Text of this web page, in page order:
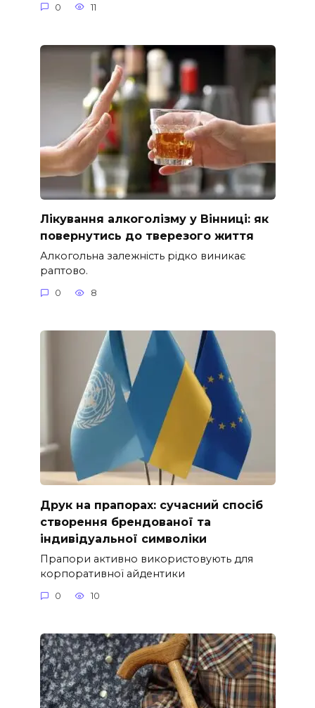
0 11
Лікування алкоголізму у Вінниці: як
повернутись до тверезого життя
Алкогольна залежність рідко виникає
раптово.
0 8
Друк на прапорах: сучасний спосіб
створення брендованої та
індивідуальної символіки
Прапори активно використовують для
корпоративної айдентики
0 10